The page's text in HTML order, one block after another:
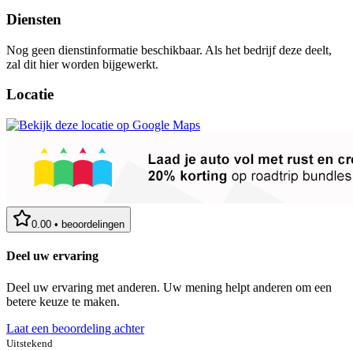
Diensten
Nog geen dienstinformatie beschikbaar. Als het bedrijf deze deelt,
zal dit hier worden bijgewerkt.
Locatie
0.00 • beoordelingen
Deel uw ervaring
Deel uw ervaring met anderen. Uw mening helpt anderen om een
betere keuze te maken.
Laat een beoordeling achter
Uitstekend